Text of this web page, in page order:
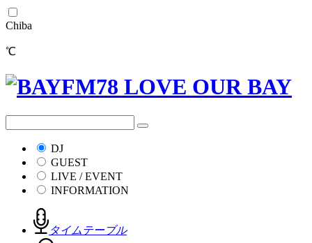
Chiba
℃
DJ
GUEST
LIVE / EVENT
INFORMATION
タイムテーブル